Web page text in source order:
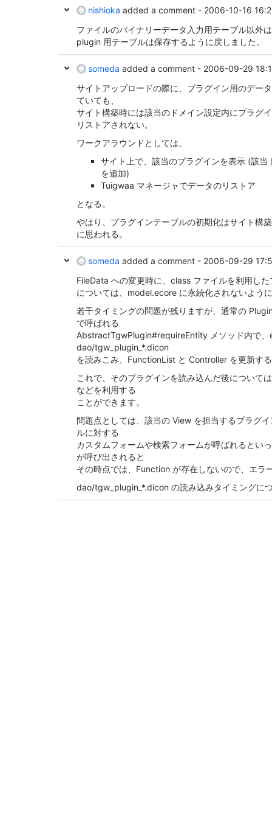
nishioka added a comment - 2006-10-16
ファイルのバイナリーデータ入力用テーブル以外は
plugin 用テーブルは保存するように戻しました。
someda added a comment - 2006-09-29
サイトアップロードの際に、プラグイン用のデー
ていても、
サイト構築時には該当のドメイン設定内にプラグ
リストアされない。
ワークアラウンドとしては、
サイト上で、該当のプラグインを表示 (該
を追加)
Tuigwaa マネージャでデータのリストア
となる。
やはり、プラグインテーブルの初期化はサイト構
に思われる。
someda added a comment - 2006-09-29
FileData への変更時に、class ファイルを利用し
については、model.ecore に永続化されないよう
若干タイミングの問題が残りますが、通常の
で呼ばれる
AbstractTgwPlugin#requireEntity メソッド内で
dao/tgw_plugin_*.dicon
を読みこみ、FunctionList と Controller を更新す
これで、そのプラグインを読み込んだ後について
などを利用する
ことができます。
問題点としては、該当の View を担当するプラグ
ルに対する
カスタムフォームや検索フォームが呼ばれるとい
が呼び出されると
その時点では、Function が存在しないので、エラ
dao/tgw_plugin_*.dicon の読み込みタイミングに